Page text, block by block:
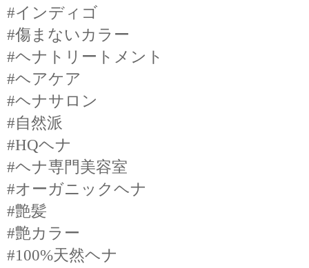
#インディゴ
#傷まないカラー
#ヘナトリートメント
#ヘアケア
#ヘナサロン
#自然派
#HQヘナ
#ヘナ専門美容室
#オーガニックヘナ
#艶髪
#艶カラー
#100%天然ヘナ